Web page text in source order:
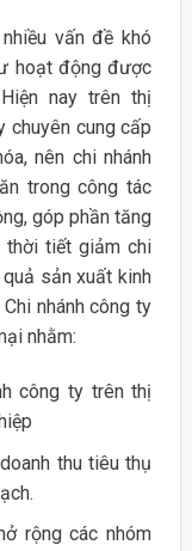
vấn đề khó
hoạt động được
nay trên thị
chuyên cung cấp
nên chi nhánh
trong công tác
góp phần tăng
thời tiết giảm chi
sản xuất kinh
nhánh công ty
nhằm:
công ty trên thị
thu tiêu thụ
rộng các nhóm